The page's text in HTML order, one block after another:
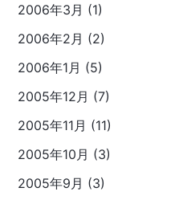
2006年3月 (1)
2006年2月 (2)
2006年1月 (5)
2005年12月 (7)
2005年11月 (11)
2005年10月 (3)
2005年9月 (3)